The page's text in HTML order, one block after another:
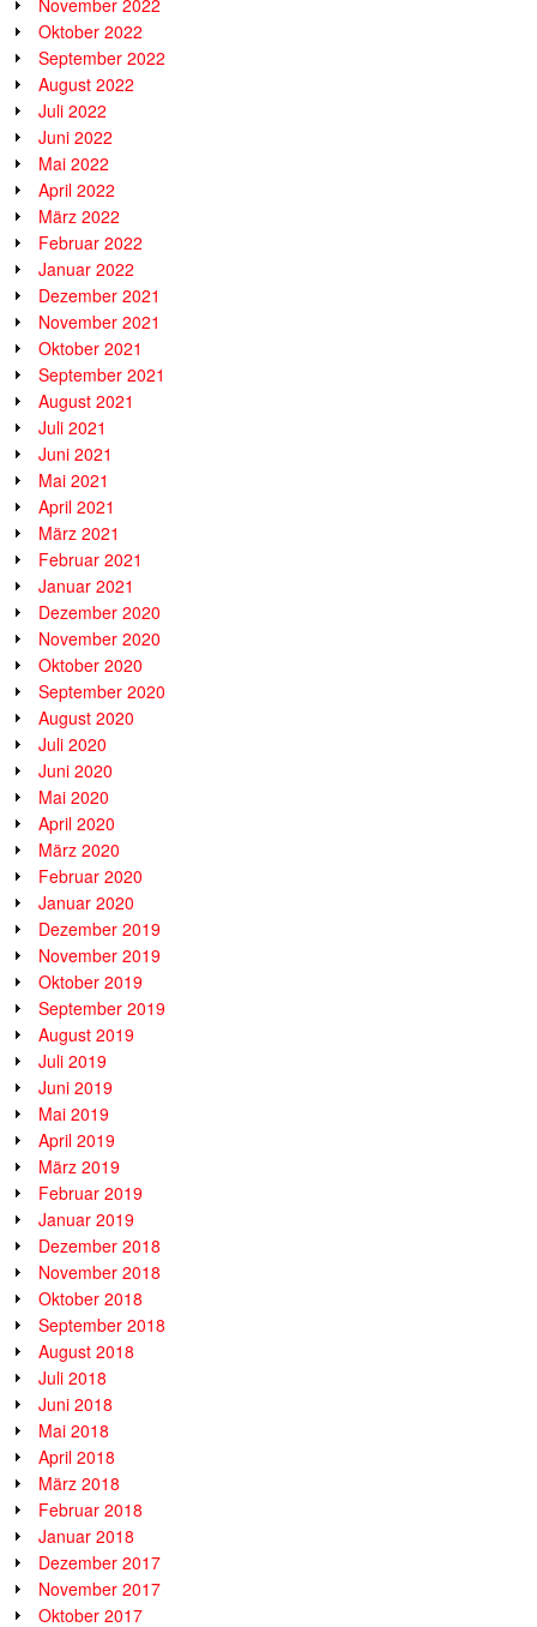
November 2022
Oktober 2022
September 2022
August 2022
Juli 2022
Juni 2022
Mai 2022
April 2022
März 2022
Februar 2022
Januar 2022
Dezember 2021
November 2021
Oktober 2021
September 2021
August 2021
Juli 2021
Juni 2021
Mai 2021
April 2021
März 2021
Februar 2021
Januar 2021
Dezember 2020
November 2020
Oktober 2020
September 2020
August 2020
Juli 2020
Juni 2020
Mai 2020
April 2020
März 2020
Februar 2020
Januar 2020
Dezember 2019
November 2019
Oktober 2019
September 2019
August 2019
Juli 2019
Juni 2019
Mai 2019
April 2019
März 2019
Februar 2019
Januar 2019
Dezember 2018
November 2018
Oktober 2018
September 2018
August 2018
Juli 2018
Juni 2018
Mai 2018
April 2018
März 2018
Februar 2018
Januar 2018
Dezember 2017
November 2017
Oktober 2017